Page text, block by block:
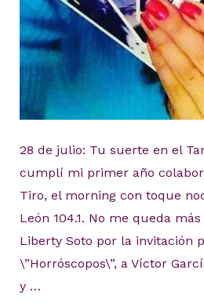
28 de julio: Tu suerte en el
cumplí mi primer año
Tiro, el morning con toque
León 104.1. No me queda
Liberty Soto por la invitación
\”Horróscopos\”, a Víctor
y …